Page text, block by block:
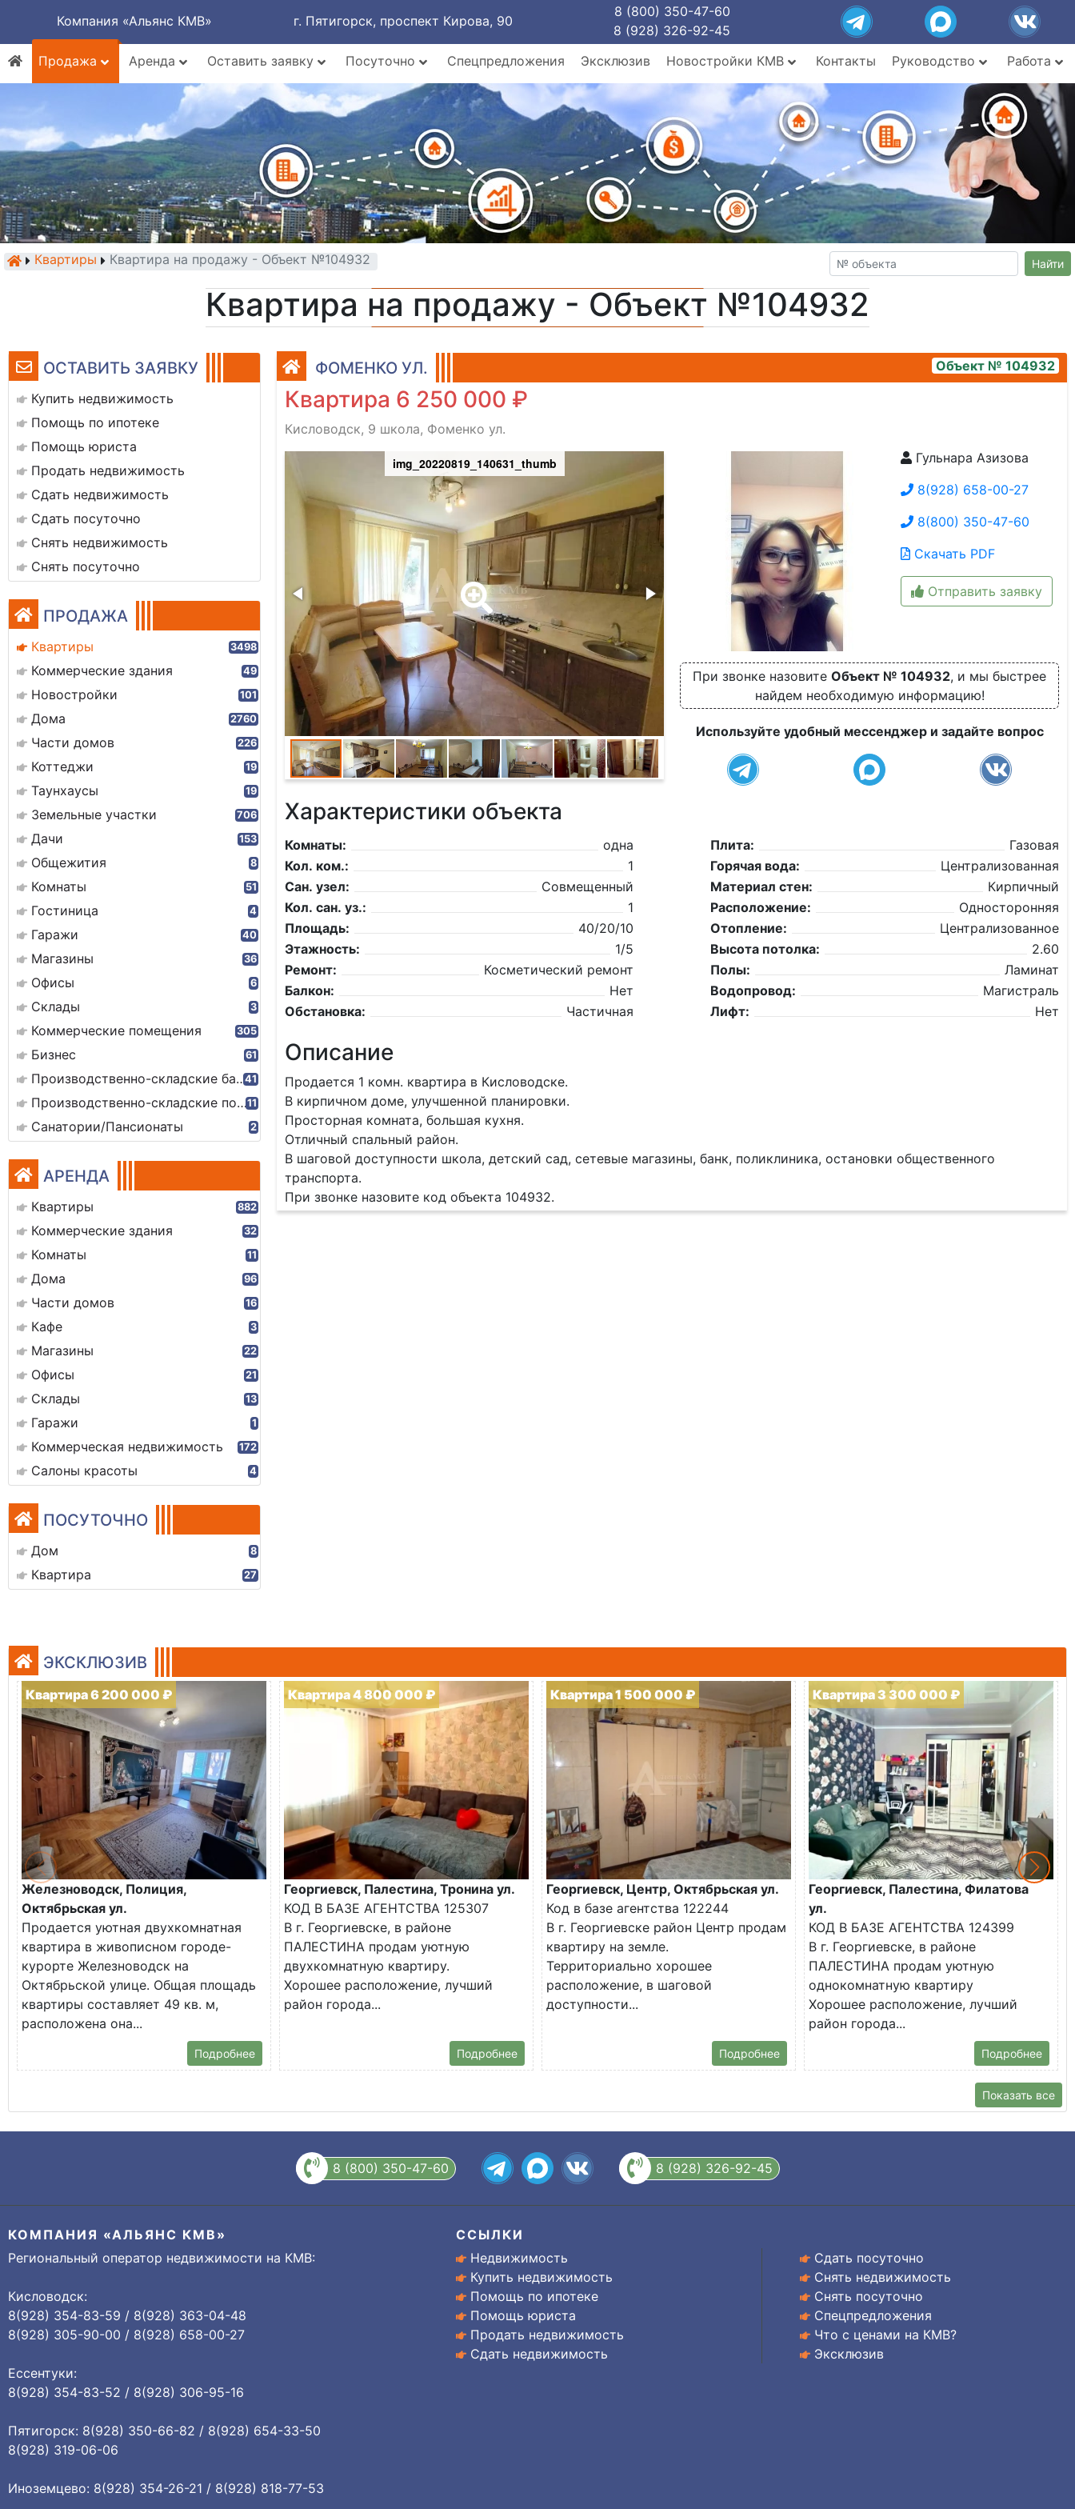
Компания «Альянс КМВ» г. Пятигорск, проспект Кирова, 90
8 (800) 350-47-60
8 (928) 326-92-45
Продажа
Аренда Оставить заявку Посуточно Спецпредложения Эксклюзив Новостройки КМВ Контакты Руководство Работа
Квартиры Квартира на продажу - Объект №104932 Найти
Квартира на продажу - Объект №104932
ОСТАВИТЬ ЗАЯВКУ
Купить недвижимость
Помощь по ипотеке
Помощь юриста
Продать недвижимость
Сдать недвижимость
Сдать посуточно
Снять недвижимость
Снять посуточно
ПРОДАЖА
Квартиры 3498
Коммерческие здания 49
Новостройки 101
Дома 2760
Части домов 226
Коттеджи 19
Таунхаусы 19
Земельные участки 706
Дачи 153
Общежития 8
Комнаты 51
Гостиница 4
Гаражи 40
Магазины 36
Офисы 6
Склады 3
Коммерческие помещения 305
Бизнес 61
Производственно-складские базы41
Производственно-складские помещения11
Санатории/Пансионаты 2
АРЕНДА
Квартиры 882
Коммерческие здания 32
Комнаты 11
Дома 96
Части домов 16
Кафе 3
Магазины 22
Офисы 21
Склады 13
Гаражи 1
Коммерческая недвижимость 172
Салоны красоты 4
ПОСУТОЧНО
Дом 8
Квартира 27
ФОМЕНКО УЛ. Объект № 104932
Квартира 6 250 000 ₽
Кисловодск, 9 школа, Фоменко ул.
img_20220819_140631_thumb
img_20220819_140741_thumb img_20220819_140643_thumbГульнара Азизова
8(928) 658-00-27
8(800) 350-47-60
Скачать PDF
Отправить заявку
При звонке назовите Объект № 104932, и мы быстрее
найдем необходимую информацию!
Используйте удобный мессенджер и задайте вопрос
Характеристики объекта
Комнаты:
одна
Кол. ком.:
1
Сан. узел:
Совмещенный
Кол. сан. уз.:
1
Площадь:
40/20/10
Этажность:
1/5
Ремонт:
Косметический ремонт
Балкон:
Нет
Обстановка:
Частичная
Плита:
Газовая
Горячая вода:
Централизованная
Материал стен:
Кирпичный
Расположение:
Односторонняя
Отопление:
Централизованное
Высота потолка:
2.60
Полы:
Ламинат
Водопровод:
Магистраль
Лифт:
Нет
Описание
Продается 1 комн. квартира в Кисловодске.
В кирпичном доме, улучшенной планировки.
Просторная комната, большая кухня.
Отличный спальный район.
В шаговой доступности школа, детский сад, сетевые магазины, банк, поликлиника, остановки общественного
транспорта.
При звонке назовите код объекта 104932.
ЭКСКЛЮЗИВ
Квартира 6 200 000 ₽
Железноводск, Полиция,
Октябрьская ул.
Продается уютная двухкомнатная
квартира в живописном городе-
курорте Железноводск на
Октябрьской улице. Общая площадь
квартиры составляет 49 кв. м,
расположена она...
Подробнее
Квартира 4 800 000 ₽
Георгиевск, Палестина, Тронина ул.
КОД В БАЗЕ АГЕНТСТВА 125307
В г. Георгиевске, в районе
ПАЛЕСТИНА продам уютную
двухкомнатную квартиру.
Хорошее расположение, лучший
район города...
Подробнее
Квартира 1 500 000 ₽
Георгиевск, Центр, Октябрьская ул.
Код в базе агентства 122244
В г. Георгиевске район Центр продам
квартиру на земле.
Территориально хорошее
расположение, в шаговой
доступности...
Подробнее
Квартира 3 300 000 ₽
Георгиевск, Палестина, Филатова
ул.
КОД В БАЗЕ АГЕНТСТВА 124399
В г. Георгиевске, в районе
ПАЛЕСТИНА продам уютную
однокомнатную квартиру
Хорошее расположение, лучший
район города...
Подробнее
Показать все
8 (800) 350-47-60 8 (928) 326-92-45
КОМПАНИЯ «АЛЬЯНС КМВ»
Региональный оператор недвижимости на КМВ:
Кисловодск:
8(928) 354-83-59 / 8(928) 363-04-48
8(928) 305-90-00 / 8(928) 658-00-27
Ессентуки:
8(928) 354-83-52 / 8(928) 306-95-16
Пятигорск: 8(928) 350-66-82 / 8(928) 654-33-50
8(928) 319-06-06
Иноземцево: 8(928) 354-26-21 / 8(928) 818-77-53
ССЫЛКИ
Недвижимость
Купить недвижимость
Помощь по ипотеке
Помощь юриста
Продать недвижимость
Сдать недвижимость
Сдать посуточно
Снять недвижимость
Снять посуточно
Спецпредложения
Что с ценами на КМВ?
Эксклюзив